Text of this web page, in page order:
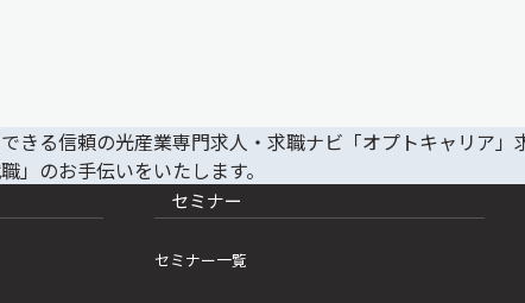
セミナー
セミナー一覧